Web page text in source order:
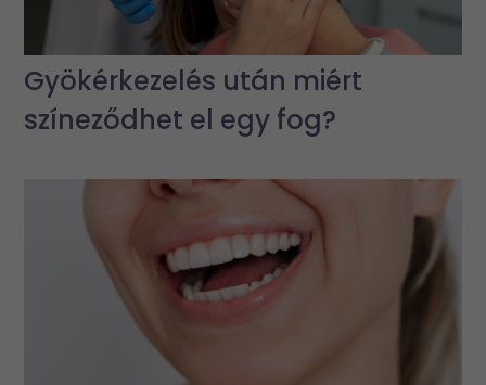
Gyökérkezelés után miért
színeződhet el egy fog?